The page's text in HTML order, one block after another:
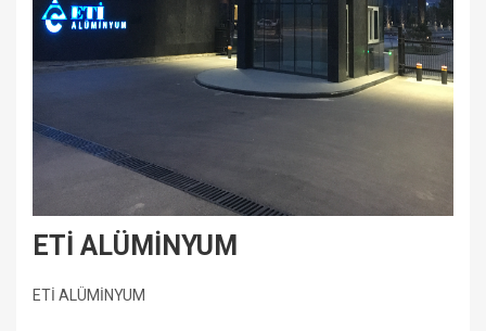
ETİ ALÜMİNYUM
ETİ ALÜMİNYUM